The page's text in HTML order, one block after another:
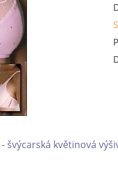
květinová